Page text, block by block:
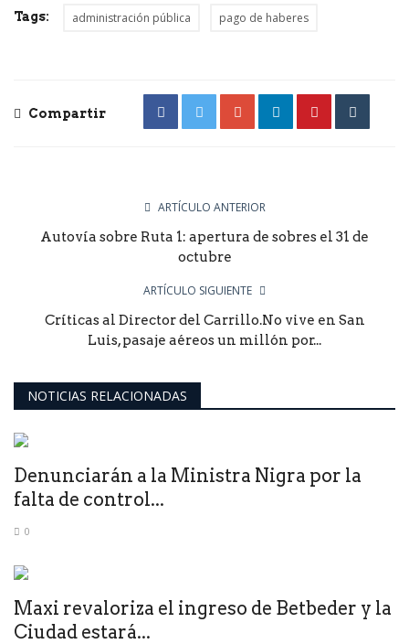
Tags: administración pública pago de haberes
Compartir
ARTÍCULO ANTERIOR
Autovía sobre Ruta 1: apertura de sobres el 31 de
octubre
ARTÍCULO SIGUIENTE
Críticas al Director del Carrillo.No vive en San
Luis, pasaje aéreos un millón por...
NOTICIAS RELACIONADAS
Denunciarán a la Ministra Nigra por la
falta de control...
0
Maxi revaloriza el ingreso de Betbeder y la
Ciudad estará...